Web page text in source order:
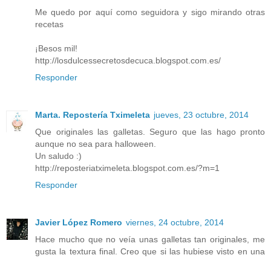
Me quedo por aquí como seguidora y sigo mirando otras
recetas
¡Besos mil!
http://losdulcessecretosdecuca.blogspot.com.es/
Responder
Marta. Repostería Tximeleta jueves, 23 octubre, 2014
Que originales las galletas. Seguro que las hago pronto
aunque no sea para halloween.
Un saludo :)
http://reposteriatximeleta.blogspot.com.es/?m=1
Responder
Javier López Romero viernes, 24 octubre, 2014
Hace mucho que no veía unas galletas tan originales, me
gusta la textura final. Creo que si las hubiese visto en una